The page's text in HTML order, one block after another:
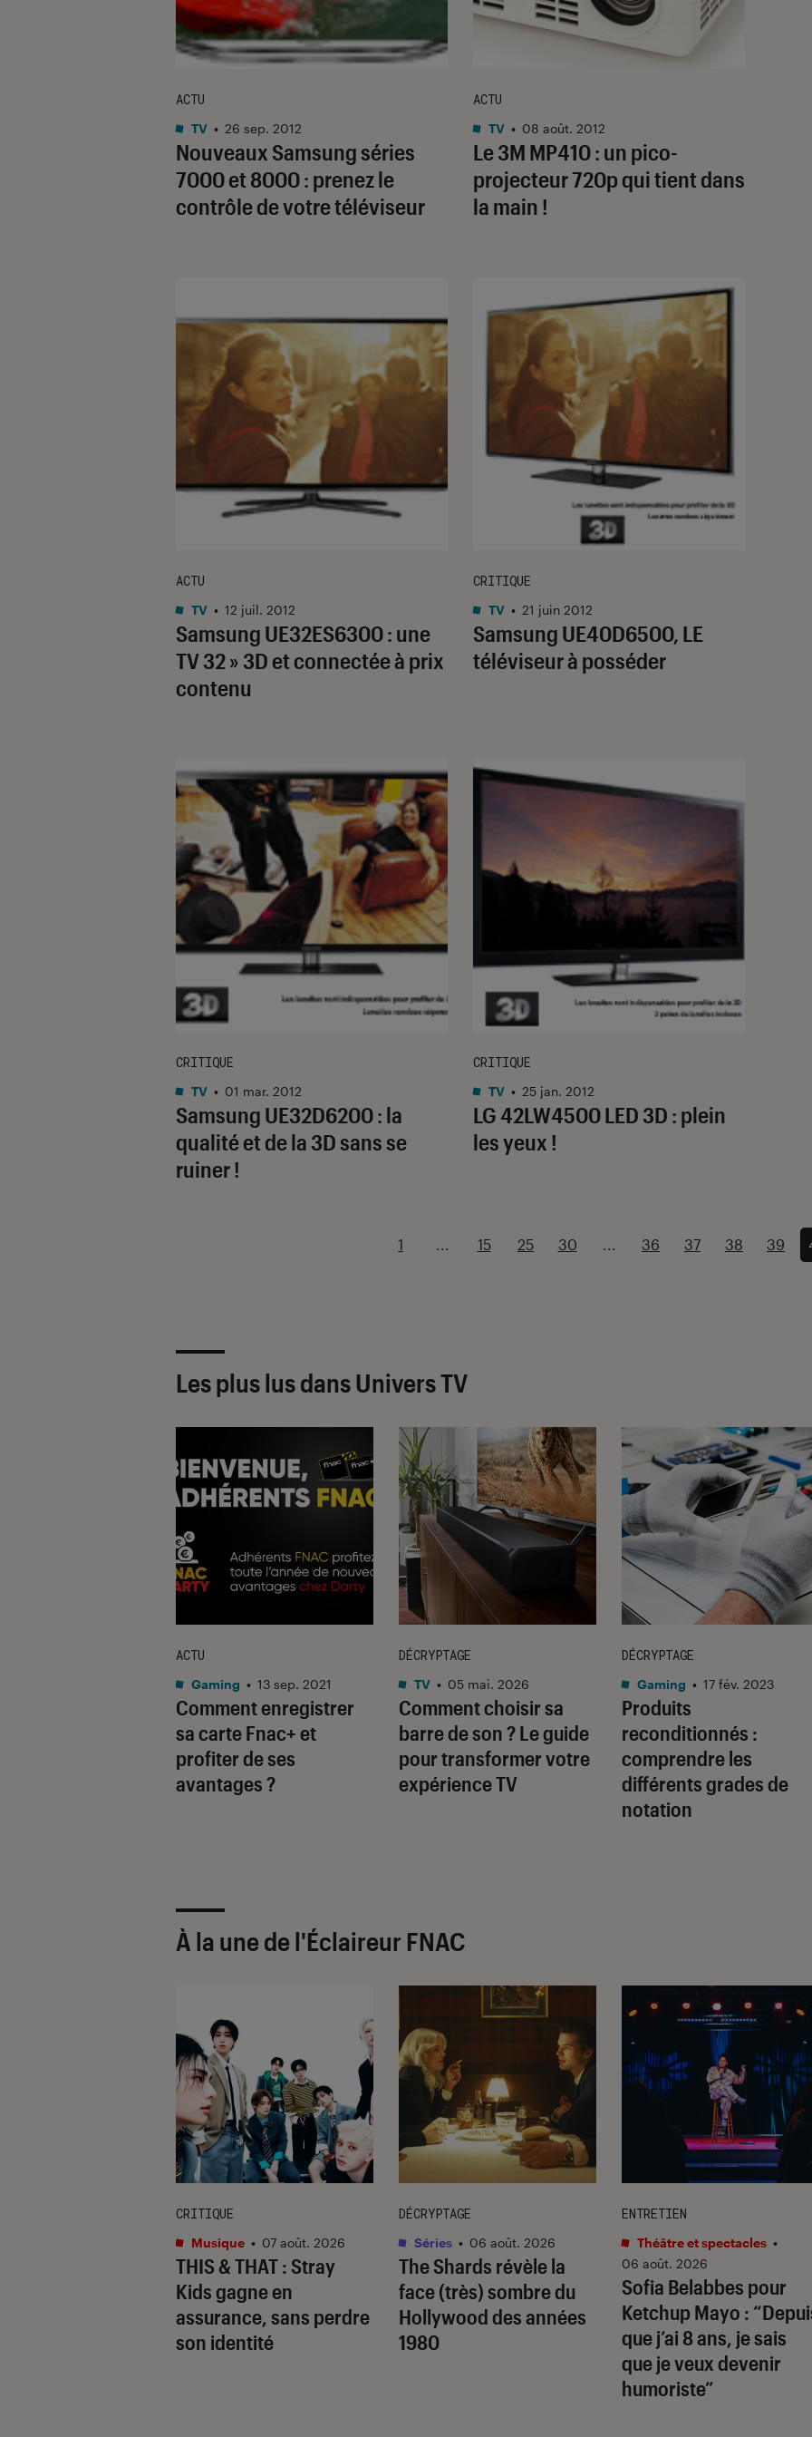
Nouveaux Samsung séries
7000 et 8000 : prenez le
contrôle de votre téléviseur
ACTU
TV • 26 sep. 2012
Le 3M MP410 : un pico-
projecteur 720p qui tient dans
la main !
ACTU
TV • 08 août. 2012
Samsung UE32ES6300 : une
TV 32 » 3D et connectée à prix
contenu
ACTU
TV • 12 juil. 2012
Samsung UE40D6500, LE
téléviseur à posséder
CRITIQUE
TV • 21 juin 2012
Samsung UE32D6200 : la
qualité et de la 3D sans se
ruiner !
CRITIQUE
TV • 01 mar. 2012
LG 42LW4500 LED 3D : plein
les yeux !
CRITIQUE
TV • 25 jan. 2012
1 ... 15 25 30 ... 36 37 38 39
Les plus lus dans Univers TV
Comment enregistrer
sa carte Fnac+ et
profiter de ses
avantages ?
ACTU
Gaming • 13 sep. 2021
Comment choisir sa
barre de son ? Le guide
pour transformer votre
expérience TV
DÉCRYPTAGE
TV • 05 mai. 2026
Produits
reconditionnés :
comprendre les
différents grades de
notation
DÉCRYPTAGE
Gaming • 17 fév. 2023
À la une de l'Éclaireur FNAC
THIS & THAT: Stray
Kids gagne en
assurance, sans perdre
son identité
CRITIQUE
Musique • 07 août. 2026
The Shards révèle la
face (très) sombre du
Hollywood des années
1980
DÉCRYPTAGE
Séries • 06 août. 2026
Sofia Belabbes pour
Ketchup Mayo :
que j’ai 8 ans, je sais
que je veux devenir
humoriste”
ENTRETIEN
Théâtre et spectacles •
06 août. 2026